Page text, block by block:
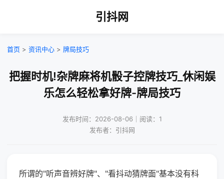
引抖网
首页 > 资讯中心 > 牌局技巧
把握时机!杂牌麻将机骰子控牌技巧_休闲娱
乐怎么轻松拿好牌-牌局技巧
发布时间：2026-08-06｜阅读：1
发布者：引抖网
所谓的"听声音辨好牌"、"看抖动猜牌面"基本没有科